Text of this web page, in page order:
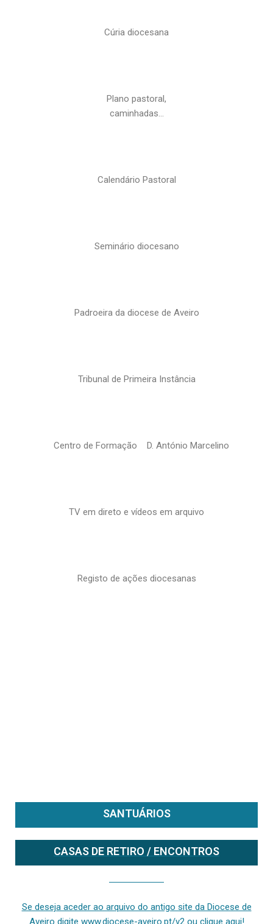
Cúria diocesana
Plano pastoral,
caminhadas…
Calendário Pastoral
Seminário diocesano
Padroeira da diocese de Aveiro
Tribunal de Primeira Instância
Centro de Formação D. António Marcelino
TV em direto e vídeos em arquivo
Registo de ações diocesanas
SANTUÁRIOS
CASAS DE RETIRO / ENCONTROS
Se deseja aceder ao arquivo do antigo site da Diocese de
Aveiro digite www.diocese-aveiro.pt/v2 ou clique aqui!